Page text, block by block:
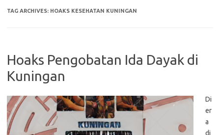
TAG ARCHIVES: HOAKS KESEHATAN KUNINGAN
Hoaks Pengobatan Ida Dayak di
Kuningan
Di
er
a
di